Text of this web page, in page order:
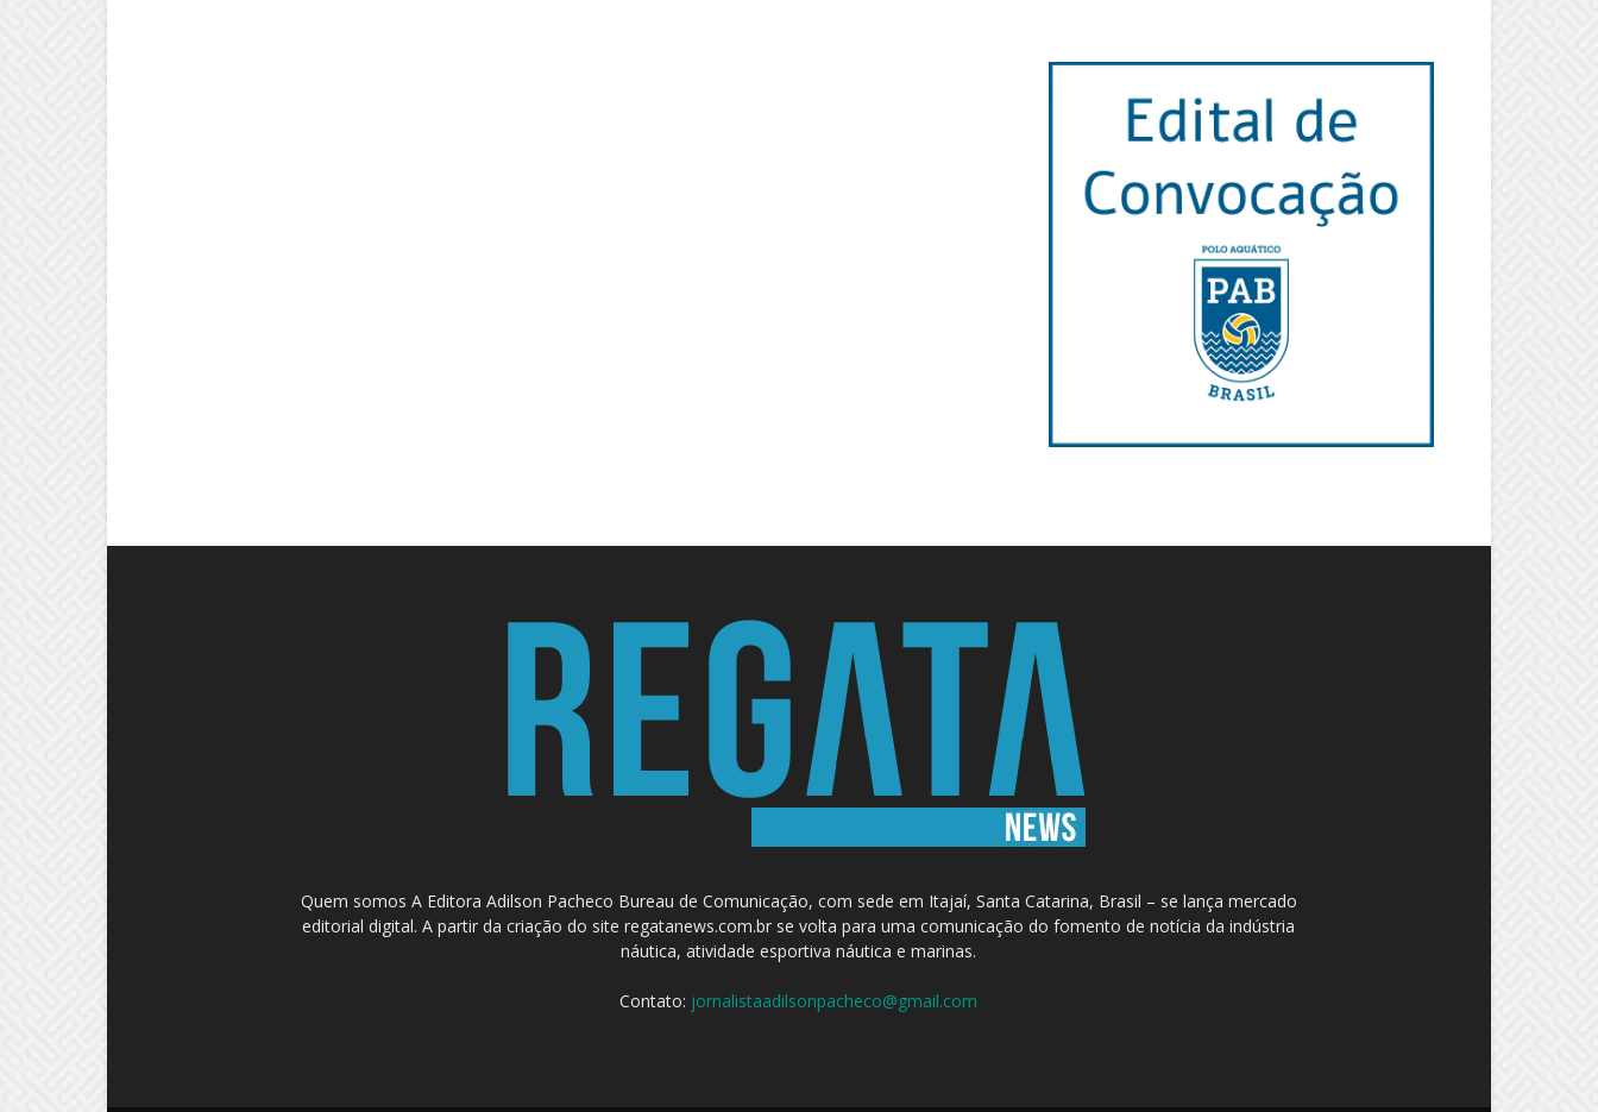
Quem somos A Editora Adilson Pacheco Bureau de Comunicação, com sede em Itajaí, Santa Catarina, Brasil – se lança mercado
editorial digital. A partir da criação do site regatanews.com.br se volta para uma comunicação do fomento de notícia da indústria
náutica, atividade esportiva náutica e marinas.
Contato: jornalistaadilsonpacheco@gmail.com